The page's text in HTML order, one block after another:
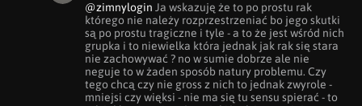
@zimnylogin Ja wskazuję że to po prostu rak
którego nie należy rozprzestrzeniać bo jego skutki
są po prostu tragiczne i tyle - a to że jest wśród nich
grupka i to niewielka która jednak jak rak się stara
nie zachowywać ? no w sumie dobrze ale nie
neguje to w żaden sposób natury problemu. Czy
tego chcą czy nie gross z nich to jednak zwyrole -
mniejsi czy więksi - nie ma się tu sensu spierać - to